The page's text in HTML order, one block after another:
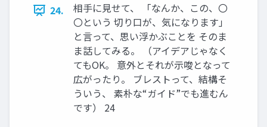
24.
相手に見せて、 「なんか、この、〇
〇という 切り口が、気になります」
と言って、思い浮かぶことを そのま
ま話してみる。 （アイデアじゃなく
てもOK。 意外とそれが示唆となって
広がったり。 ブレストって、結構そ
ういう、 素朴な“ガイド”でも進むん
です） 24